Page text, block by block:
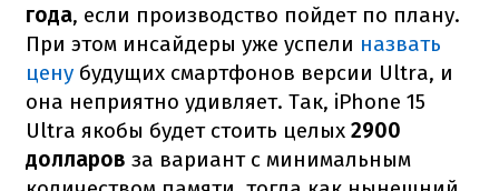
года, если производство пойдет по плану.
При этом инсайдеры уже успели назвать
цену будущих смартфонов версии Ultra, и
она неприятно удивляет. Так, iPhone 15
Ultra якобы будет стоить целых 2900
долларов за вариант с минимальным